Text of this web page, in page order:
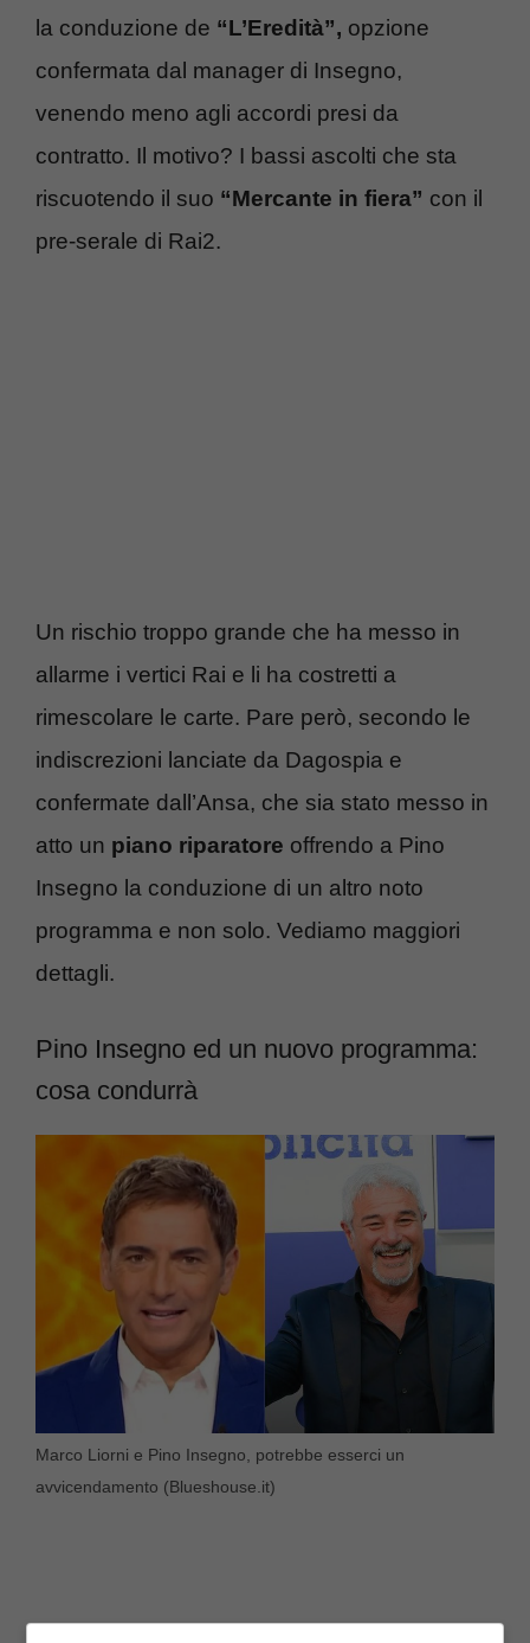
la conduzione de “L’Eredità”, opzione
confermata dal manager di Insegno,
venendo meno agli accordi presi da
contratto. Il motivo? I bassi ascolti che sta
riscuotendo il suo “Mercante in fiera” con il
pre-serale di Rai2.
Un rischio troppo grande che ha messo in
allarme i vertici Rai e li ha costretti a
rimescolare le carte. Pare però, secondo le
indiscrezioni lanciate da Dagospia e
confermate dall’Ansa, che sia stato messo in
atto un piano riparatore offrendo a Pino
Insegno la conduzione di un altro noto
programma e non solo. Vediamo maggiori
dettagli.
Pino Insegno ed un nuovo programma:
cosa condurrà
Marco Liorni e Pino Insegno, potrebbe esserci un
avvicendamento (Blueshouse.it)